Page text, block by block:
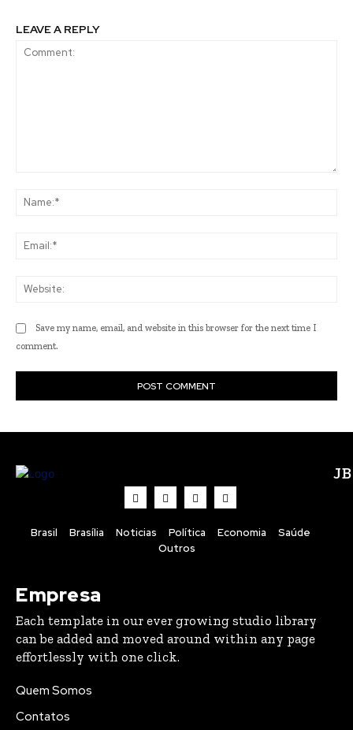
LEAVE A REPLY
Save my name, email, and website in this browser for the next time I
comment.
Brasil Brasília Noticias Política Economia
Saúde
Outros
Empresa
Each template in our ever growing studio library
can be added and moved around within any page
effortlessly with one click.
Quem Somos
Contatos